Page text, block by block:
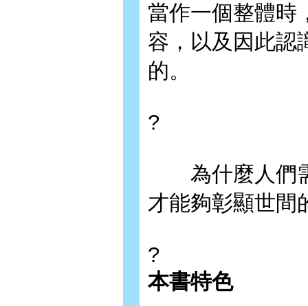
當作一個整體時
容，以及因此認
的。
?
為什麼人們需
才能夠彰顯世間
?
本書特色